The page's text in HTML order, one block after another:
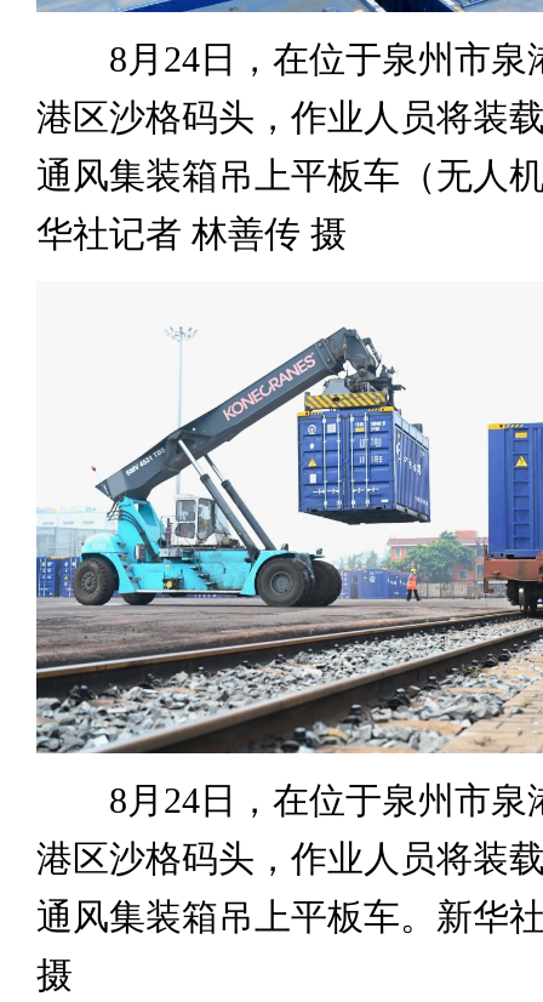
8月24日，在位于泉州市泉
港区沙格码头，作业人员将装
通风集装箱吊上平板车（无人
华社记者 林善传 摄
8月24日，在位于泉州市泉
港区沙格码头，作业人员将装
通风集装箱吊上平板车。新华
摄